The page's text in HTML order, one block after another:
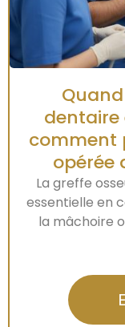
dentaire
comment
opérée
La greffe
essentielle en
la mâchoire